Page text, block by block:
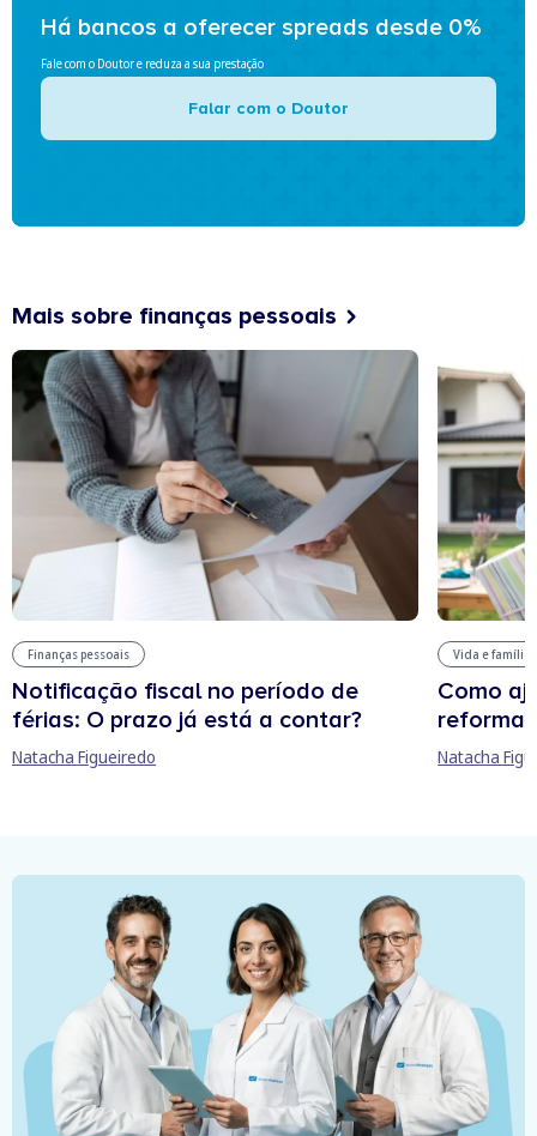
Há bancos a oferecer spreads desde 0%
Fale com o Doutor e reduza a sua prestação
Falar com o Doutor
Mais sobre finanças pessoais
Finanças pessoais
Notificação fiscal no período de
férias: O prazo já está a contar?
Natacha Figueiredo
Vida e família
Como
reforma
Natacha